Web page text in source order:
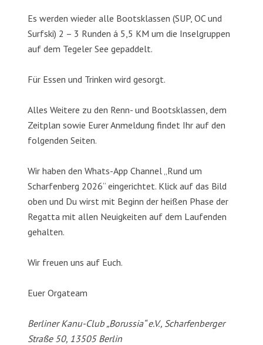
Es werden wieder alle Bootsklassen (SUP, OC und
Surfski) 2 – 3 Runden á 5,5 KM um die Inselgruppen
auf dem Tegeler See gepaddelt.
Für Essen und Trinken wird gesorgt.
Alles Weitere zu den Renn- und Bootsklassen, dem
Zeitplan sowie Eurer Anmeldung findet Ihr auf den
folgenden Seiten.
Wir haben den Whats-App Channel „Rund um
Scharfenberg 2026“ eingerichtet. Klick auf das Bild
oben und Du wirst mit Beginn der heißen Phase der
Regatta mit allen Neuigkeiten auf dem Laufenden
gehalten.
Wir freuen uns auf Euch.
Euer Orgateam
Berliner Kanu-Club „Borussia“ e.V., Scharfenberger
Straße 50, 13505 Berlin